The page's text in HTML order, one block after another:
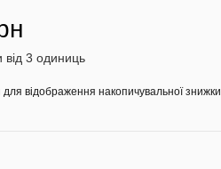
від 3 одиниць
для відображення накопичувальної знижки